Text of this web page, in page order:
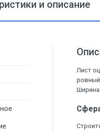
и описание
Лист
ровный